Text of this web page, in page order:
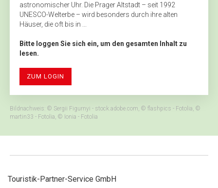
astronomischer Uhr. Die Prager Altstadt – seit 1992
UNESCO-Welterbe – wird besonders durch ihre alten
Häuser, die oft bis in ...
Bitte loggen Sie sich ein, um den gesamten Inhalt zu
lesen.
ZUM LOGIN
Bildnachweis: © Sergii Figurnyi - stock.adobe.com, © flashpics - Fotolia, ©
martin33 - Fotolia, © Ionia - Fotolia
Touristik-Partner-Service GmbH